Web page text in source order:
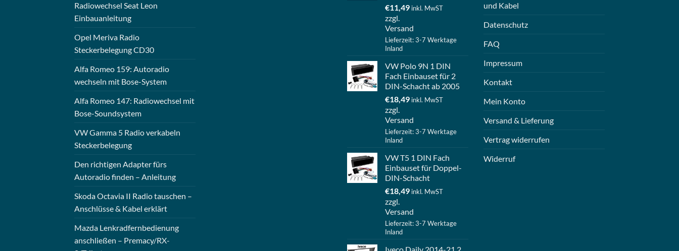
Radiowechsel Seat Leon
Einbauanleitung
Opel Meriva Radio
Steckerbelegung CD30
Alfa Romeo 159: Autoradio
wechseln mit Bose-System
Alfa Romeo 147: Radiowechsel mit
Bose-Soundsystem
VW Gamma 5 Radio verkabeln
Steckerbelegung
Den richtigen Adapter fürs
Autoradio finden – Anleitung
Skoda Octavia II Radio tauschen –
Anschlüsse & Kabel erklärt
Mazda Lenkradfernbedienung
anschließen – Premacy/RX-
€11,49 inkl. MwST
zzgl.
Versand
Lieferzeit: 3-7 Werktage
Inland
VW Polo 9N 1 DIN
Fach Einbauset für 2
DIN-Schacht ab 2005
€18,49 inkl. MwST
zzgl.
Versand
Lieferzeit: 3-7 Werktage
Inland
VW T5 1 DIN Fach
Einbauset für Doppel-
DIN-Schacht
€18,49 inkl. MwST
zzgl.
Versand
Lieferzeit: 3-7 Werktage
Inland
und Kabel
Datenschutz
FAQ
Impressum
Kontakt
Mein Konto
Versand & Lieferung
Vertrag widerrufen
Widerruf